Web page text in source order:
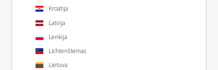
Kroatija
Latvija
Lenkija
Lichtenšteinas
Lietuva